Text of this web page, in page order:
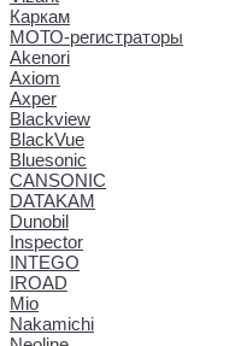
Каркам
МОТО-регистраторы
Akenori
Axiom
Axper
Blackview
BlackVue
Bluesonic
CANSONIC
DATAKAM
Dunobil
Inspector
INTEGO
IROAD
Mio
Nakamichi